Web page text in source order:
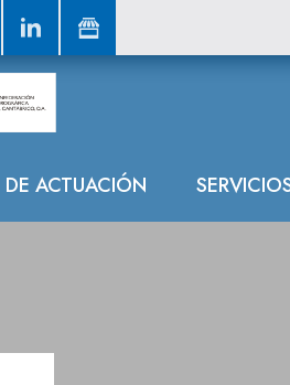
DE ACTUACIÓN
en el